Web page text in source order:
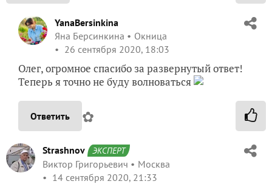
YanaBersinkina
Яна Берсинкина
Окница
26 сентября 2020, 18:03
Олег, огромное спасибо за развернутый ответ!
Теперь я точно не буду волноваться
Ответить ✿
Strashnov ЭКСПЕРТ
Виктор Григорьевич
Москва
14 сентября 2020, 21:33